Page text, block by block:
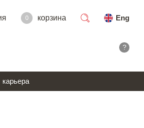
0 корзина
Eng
?
карьера